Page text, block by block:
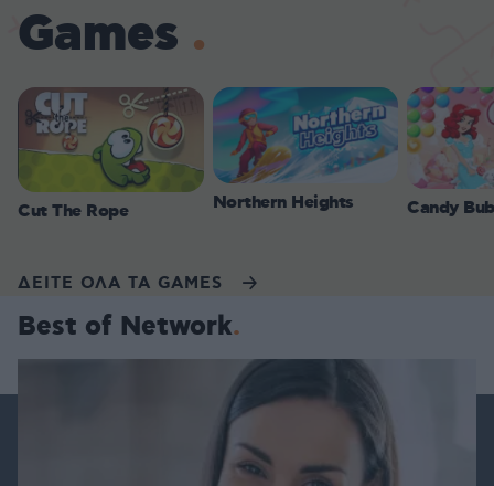
Games
Cut The Rope Northern Heights Candy
ΔΕΙΤΕ ΟΛΑ ΤΑ GAMES
Best of Network